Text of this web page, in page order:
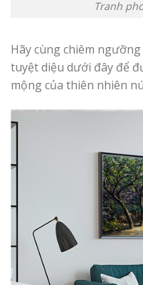
Tranh
Hãy cùng chiêm
tuyệt diệu dưới đây để
mộng của thiên nhiên